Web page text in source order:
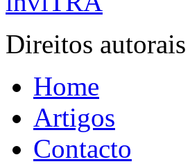
Direitos
Home
Artigos
Contacto